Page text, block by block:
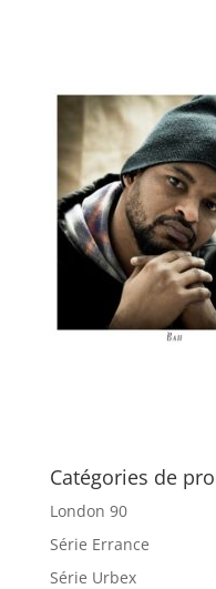
Catégories de
London 90
Série Errance
Série Urbex